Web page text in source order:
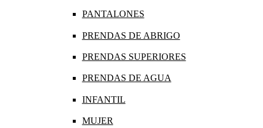
PANTALONES
PRENDAS DE ABRIGO
PRENDAS SUPERIORES
PRENDAS DE AGUA
INFANTIL
MUJER